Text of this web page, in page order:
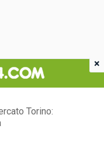
Torino:
×